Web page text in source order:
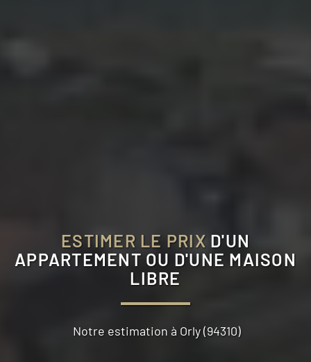
ESTIMER LE PRIX D'UN
APPARTEMENT OU D'UNE MAISON
LIBRE
Notre estimation à Orly (94310)